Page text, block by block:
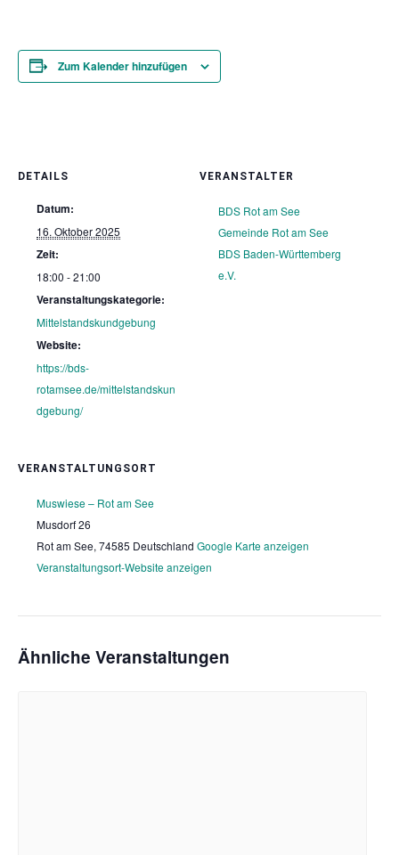
Zum Kalender hinzufügen
DETAILS
Datum:
16. Oktober 2025
Zeit:
18:00 - 21:00
Veranstaltungskategorie:
Mittelstandskundgebung
Website:
https://bds-
rotamsee.de/mittelstandskun
dgebung/
VERANSTALTUNGSORT
Muswiese – Rot am See
Musdorf 26
Rot am See, 74585 Deutschland Google Karte anzeigen
Veranstaltungsort-Website anzeigen
VERANSTALTER
BDS Rot am See
Gemeinde Rot am See
BDS Baden-Württemberg
e.V.
Ähnliche Veranstaltungen